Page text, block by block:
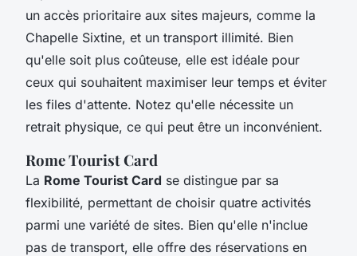
un accès prioritaire aux sites majeurs, comme la
Chapelle Sixtine, et un transport illimité. Bien
qu'elle soit plus coûteuse, elle est idéale pour
ceux qui souhaitent maximiser leur temps et éviter
les files d'attente. Notez qu'elle nécessite un
retrait physique, ce qui peut être un inconvénient.
Rome Tourist Card
La Rome Tourist Card se distingue par sa
flexibilité, permettant de choisir quatre activités
parmi une variété de sites. Bien qu'elle n'inclue
pas de transport, elle offre des réservations en